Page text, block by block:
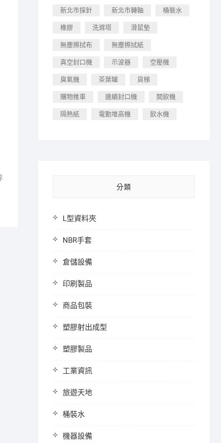
新北市探針 新北市轉軸 桶裝水
橡膠 洗滌塔 滑鼠墊
無塵擦拭布 無塵擦拭紙
真空封口機 示波器 空壓機
臭氧機 茶葉罐 貨梯
購物推車 連續封口機 開飲機
隔熱紙 電動堆高機 飲水機
分類
L型資料夾
NBR手套
倉儲設備
印刷製品
商品包裝
塑膠射出成型
塑膠製品
工業資訊
旅遊天地
桶裝水
機器設備